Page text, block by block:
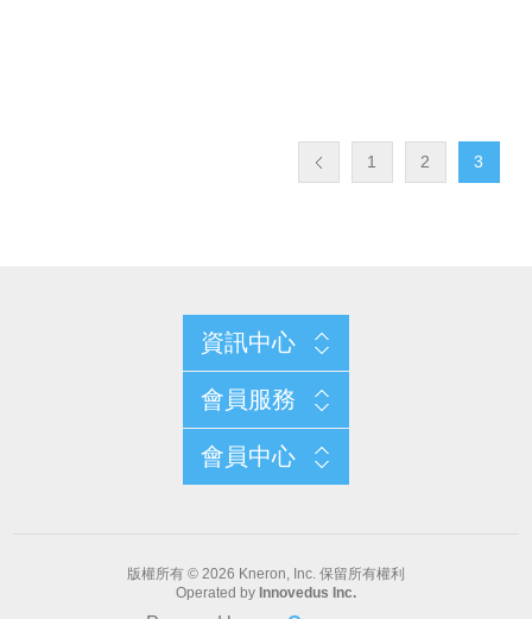
1 2 3
資訊中心
會員服務
會員中心
版權所有 © 2026 Kneron, Inc. 保留所有權利
Operated by Innovedus Inc.